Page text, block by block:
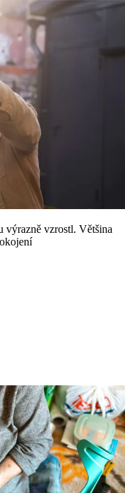
výrazně vzrostl. Většina